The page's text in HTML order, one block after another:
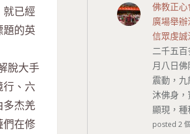
已經
題的英
脫大手
、六
多杰羌
們在修
佛教正
廣場舉
信眾虔
二千五
月八日
震動，
沐佛身
顯現，種
posted 2